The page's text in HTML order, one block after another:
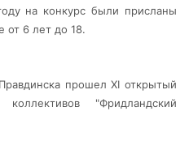
на конкурс были присланы
от 6 лет до 18.
прошел XI открытый
коллективов "Фридландский